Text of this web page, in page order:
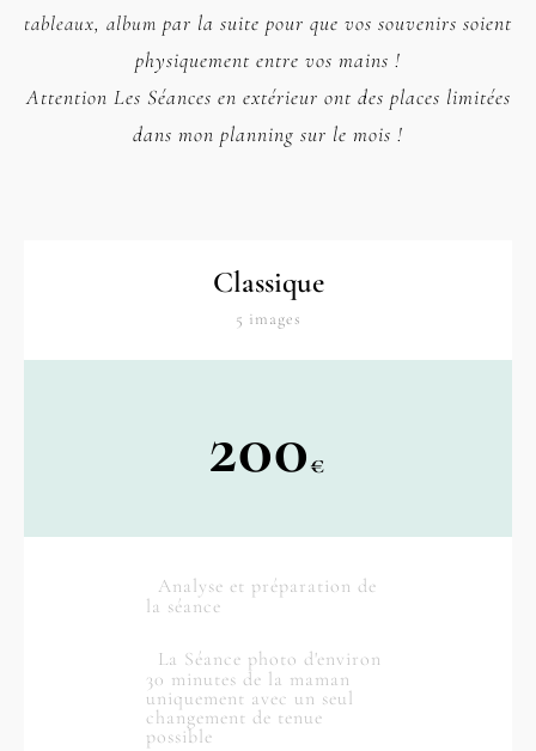
tableaux, album par la suite pour que vos souvenirs soient
physiquement entre vos mains !
Attention Les Séances en extérieur ont des places limitées
dans mon planning sur le mois !
Classique
5 images
200€
Analyse et préparation de
la séance
La Séance photo d'environ
30 minutes de la maman
uniquement avec un seul
changement de tenue
possible